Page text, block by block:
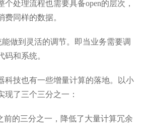
个处理流程也需要具备open的层次，
费同样的数据。
做到灵活的调节。即当业务需要调
码和系统。
科技也有一些增量计算的落地。以小
现了三个三分之一：
前的三分之一，降低了大量计算冗余